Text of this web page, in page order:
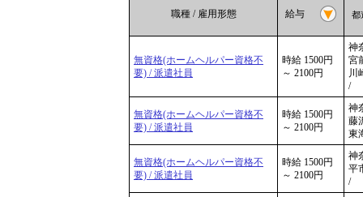
職種 / 雇用形態 給与 都
無資格(ホームヘルパー資格不
要) / 派遣社員
時給 1500円
～ 2100円
神
宮
川
/
無資格(ホームヘルパー資格不
要) / 派遣社員
時給 1500円
～ 2100円
神
藤
東
無資格(ホームヘルパー資格不
要) / 派遣社員
時給 1500円
～ 2100円
神
平
/